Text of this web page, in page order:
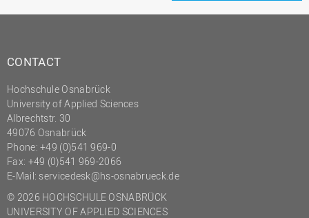
CONTACT
Hochschule Osnabrück
University of Applied Sciences
Albrechtstr. 30
49076 Osnabrück
Phone: +49 (0)541 969-0
Fax: +49 (0)541 969-2066
E-Mail: servicedesk@hs-osnabrueck.de
© 2026 HOCHSCHULE OSNABRÜCK
UNIVERSITY OF APPLIED SCIENCES